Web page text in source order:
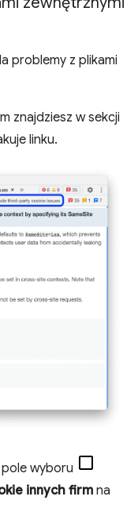
problemy z plikami
znajdziesz w sekcji
linku.
wyboru
innych firm na